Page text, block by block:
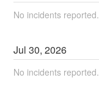
No incidents reported.
Jul30,2026
No incidents reported.